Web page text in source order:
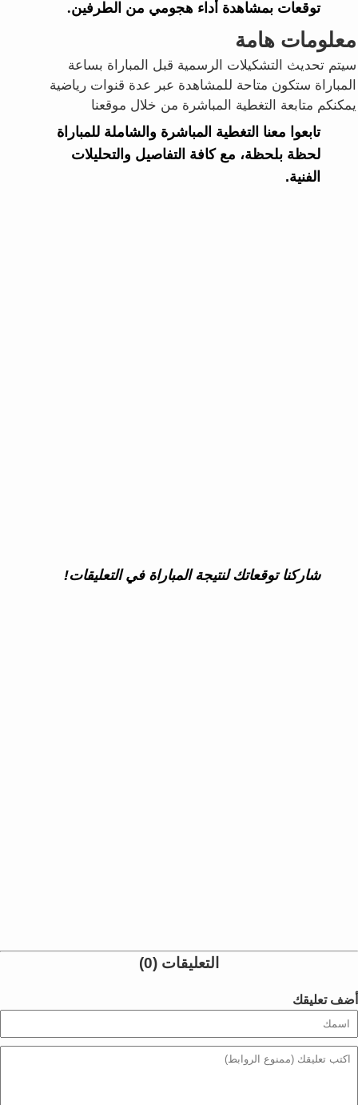
توقعات بمشاهدة أداء هجومي من الطرفين.
معلومات هامة
سيتم تحديث التشكيلات الرسمية قبل المباراة بساعة
المباراة ستكون متاحة للمشاهدة عبر عدة قنوات رياضية
يمكنكم متابعة التغطية المباشرة من خلال موقعنا
تابعوا معنا التغطية المباشرة والشاملة للمباراة
لحظة بلحظة، مع كافة التفاصيل والتحليلات
الفنية.
شاركنا توقعاتك لنتيجة المباراة في التعليقات!
التعليقات (0)
أضف تعليقك